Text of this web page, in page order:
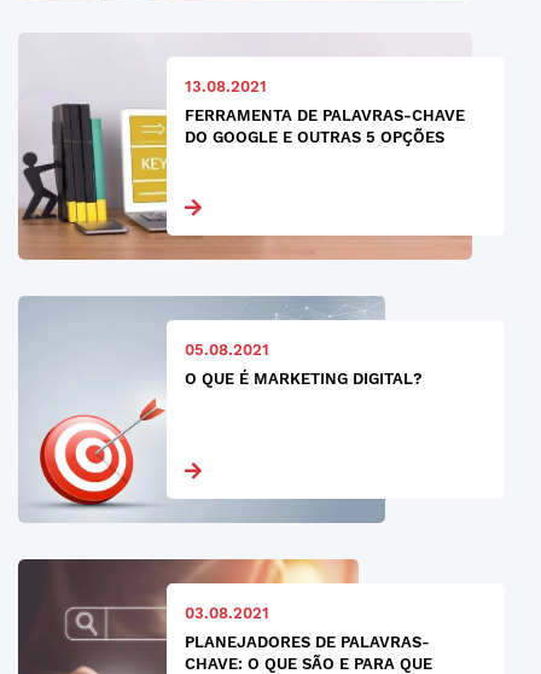
13.08.2021
FERRAMENTA DE PALAVRAS-CHAVE
DO GOOGLE E OUTRAS 5 OPÇÕES
05.08.2021
O QUE É MARKETING DIGITAL?
03.08.2021
PLANEJADORES DE PALAVRAS-
CHAVE: O QUE SÃO E PARA QUE